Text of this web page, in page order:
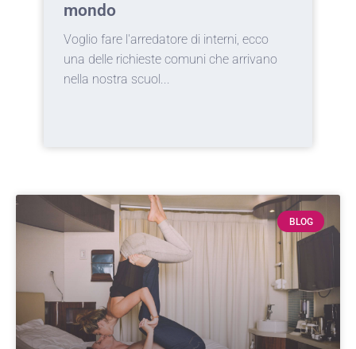
mondo
Voglio fare l'arredatore di interni, ecco
una delle richieste comuni che arrivano
nella nostra scuol...
BLOG